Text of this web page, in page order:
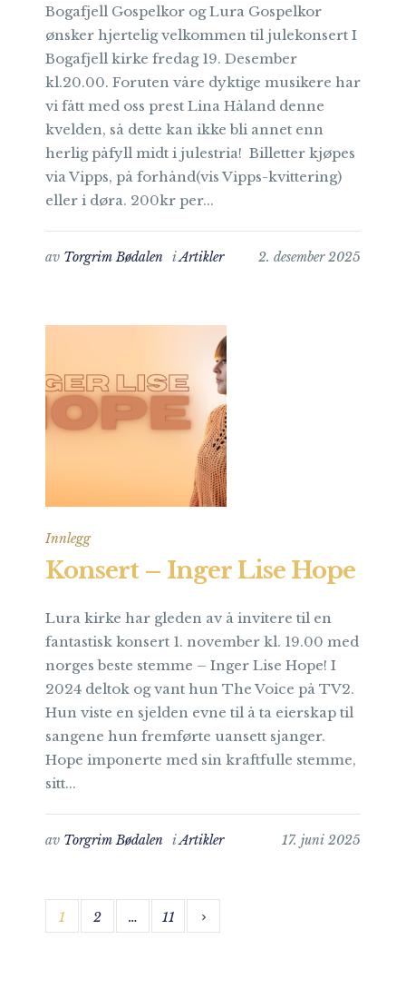
Bogafjell Gospelkor og Lura Gospelkor
ønsker hjertelig velkommen til julekonsert I
Bogafjell kirke fredag 19. Desember
kl.20.00. Foruten våre dyktige musikere har
vi fått med oss prest Lina Håland denne
kvelden, så dette kan ikke bli annet enn
herlig påfyll midt i julestria! Billetter kjøpes
via Vipps, på forhånd(vis Vipps-kvittering)
eller i døra. 200kr per...
2. desember 2025
av Torgrim Bødalen iArtikler
Innlegg
Konsert – Inger Lise Hope
Lura kirke har gleden av å invitere til en
fantastisk konsert 1. november kl. 19.00 med
norges beste stemme – Inger Lise Hope! I
2024 deltok og vant hun The Voice på TV2.
Hun viste en sjelden evne til å ta eierskap til
sangene hun fremførte uansett sjanger.
Hope imponerte med sin kraftfulle stemme,
sitt...
17. juni 2025
av Torgrim Bødalen iArtikler
1 2 … 11